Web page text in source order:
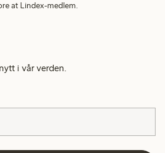
at Lindex-medlem.
i vår verden.